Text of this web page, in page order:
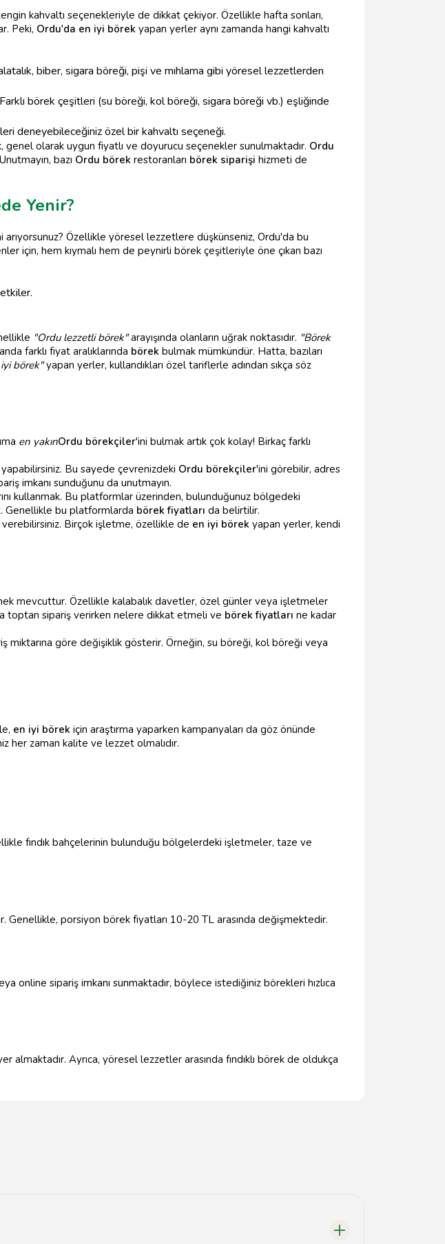
kahvaltı seçenekleriyle de dikkat çekiyor. Özellikle hafta sonları,
Peki, Ordu'da en iyi börek yapan yerler aynı zamanda hangi kahvaltı
biber, sigara böreği, pişi ve mıhlama gibi yöresel lezzetlerden
Farklı börek çeşitleri (su böreği, kol böreği, sigara böreği vb.) eşliğinde
deneyebileceğiniz özel bir kahvaltı seçeneği.
olarak uygun fiyatlı ve doyurucu seçenekler sunulmaktadır. Ordu
bazı Ordu börek restoranları börek siparişi hizmeti de
Yenir?
Özellikle yöresel lezzetlere düşkünseniz, Ordu'da bu
için, hem kıymalı hem de peynirli börek çeşitleriyle öne çıkan bazı
"Ordu lezzetli börek"arayışında olanların uğrak noktasıdır. "Börek
farklı fiyat aralıklarında börek bulmak mümkündür. Hatta, bazıları
börek"yapan yerler, kullandıkları özel tariflerle adından sıkça söz
en yakınOrdu börekçiler'ini bulmak artık çok kolay! Birkaç farklı
yapabilirsiniz. Bu sayede çevrenizdeki Ordu börekçiler'ini görebilir, adres
imkanı sunduğunu da unutmayın.
kullanmak. Bu platformlar üzerinden, bulunduğunuz bölgedeki
Genellikle bu platformlarda börek fiyatları da belirtilir.
Birçok işletme, özellikle de en iyi börek yapan yerler, kendi
mevcuttur. Özellikle kalabalık davetler, özel günler veya işletmeler
toptan sipariş verirken nelere dikkat etmeli ve börek fiyatları ne kadar
göre değişiklik gösterir. Örneğin, su böreği, kol böreği veya
en iyi börek için araştırma yaparken kampanyaları da göz önünde
her zaman kalite ve lezzet olmalıdır.
fındık bahçelerinin bulunduğu bölgelerdeki işletmeler, taze ve
porsiyon börek fiyatları 10-20 TL arasında değişmektedir.
sipariş imkanı sunmaktadır, böylece istediğiniz börekleri hızlıca
Ayrıca, yöresel lezzetler arasında fındıklı börek de oldukça